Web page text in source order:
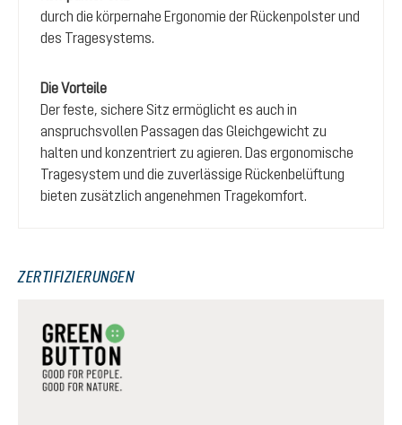
durch die körpernahe Ergonomie der Rückenpolster und
des Tragesystems.
Die Vorteile
Der feste, sichere Sitz ermöglicht es auch in
anspruchsvollen Passagen das Gleichgewicht zu
halten und konzentriert zu agieren. Das ergonomische
Tragesystem und die zuverlässige Rückenbelüftung
bieten zusätzlich angenehmen Tragekomfort.
ZERTIFIZIERUNGEN